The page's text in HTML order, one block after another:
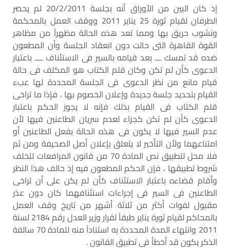
إذ كان البين من الأوراق أنه بجلسة 20/2/2011 لم يحضر
الطرفان لقيام ثورة 25 يناير 2011 ووقف العمل بالمحكمة
ونشوب حريق بها ومما تعد هذه الحالة مظهراً من مظاهر
القوة القاهرة التى حالت دون انعقاد الجلسة وأن المطعون
ضده قد تمسك ـــ بعد قيامه بالسير فى الاستئناف ــــ باعتبار
الدعوى كأن لم تكن وكان قلم الكتاب هو المكلف فى حالة
قيام مانع من نظر الدعوى فى الجلسة المحددة لها عبء
القيام بتحديد جلسة جديدة وإعلان الخصوم بها ، فإذا ما تراخى
قلم الكتاب فى القيام بذلك فإنه لا يجوز الحكم باعتبار
الدعوى كأن لم تكن كجزاء لعدم سريان الطاعنين فيها لأن
عدم السير فيها لا يكون فى هذه الحالة بفعل الطاعنين أو
امتناعهما ولأن التأخير لا يتعلق بإعلان أصل الصحيفة ومن ثم
فلا محل لتطبيق نص المادة 70 من قانون المرافعات لتخلف
شروط تطبيقها ، فإن الحكم المطعون فيه إذ خالف هذا النظر
وأقام قضاءه باعتبار الاستئناف كأن لم يكن على أن تراخى
الطاعنين فى السير فى إجراءات استئنافهما كان دون عذر
مقبول لفوات أكثر من ثلاثة أشهر من تاريخ وقف العمل
بالمحاكم لقيام ثورة يناير طبقاً لقرار وزير العدل رقم 2184 لسنة
2011 وانتهاء المدة المحددة به استناداً منه للمادة 70 سالفة
الذكر يكون قد أخطأ فى تطبيق القانون .